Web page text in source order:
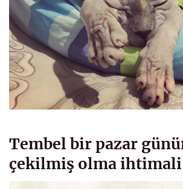
Tembel bir pazar
çekilmiş olma ihtimali